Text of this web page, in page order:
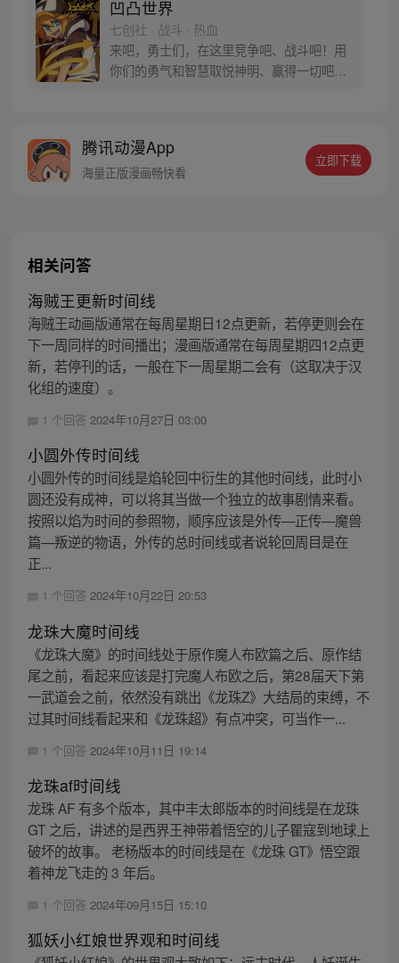
凹凸世界
七创社 · 战斗 · 热血
来吧，勇士们，在这里竞争吧、战斗吧！用
你们的勇气和智慧取悦神明、赢得一切吧！
腾讯动漫App
海量正版漫画畅快看
立即下载
相关问答
海贼王更新时间线
海贼王动画版通常在每周星期日12点更新，若停更则会在
下一周同样的时间播出；漫画版通常在每周星期四12点更
新，若停刊的话，一般在下一周星期二会有（这取决于汉
化组的速度）。
1 个回答 2024年10月27日 03:00
小圆外传时间线
小圆外传的时间线是焰轮回中衍生的其他时间线，此时小
圆还没有成神，可以将其当做一个独立的故事剧情来看。
按照以焰为时间的参照物，顺序应该是外传—正传—魔兽
篇—叛逆的物语，外传的总时间线或者说轮回周目是在
正...
1 个回答 2024年10月22日 20:53
龙珠大魔时间线
《龙珠大魔》的时间线处于原作魔人布欧篇之后、原作结
尾之前，看起来应该是打完魔人布欧之后，第28届天下第
一武道会之前，依然没有跳出《龙珠Z》大结局的束缚，不
过其时间线看起来和《龙珠超》有点冲突，可当作一...
1 个回答 2024年10月11日 19:14
龙珠af时间线
龙珠 AF 有多个版本，其中丰太郎版本的时间线是在龙珠
GT 之后，讲述的是西界王神带着悟空的儿子瞿寇到地球上
破坏的故事。 老杨版本的时间线是在《龙珠 GT》悟空跟
着神龙飞走的 3 年后。
1 个回答 2024年09月15日 15:10
狐妖小红娘世界观和时间线